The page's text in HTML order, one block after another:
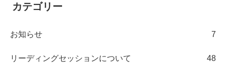
カテゴリー
お知らせ 7
リーディングセッションについて 48